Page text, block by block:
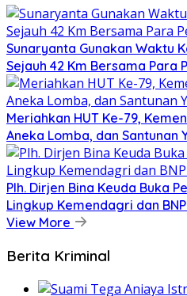
Sunaryanta Gunakan Waktu
Sejauh 42 Km Bersama Para
Meriahkan HUT Ke-79,
Aneka Lomba, dan Santunan
Plh. Dirjen Bina Keuda Buka
Lingkup Kemendagri dan
View More
Berita Kriminal